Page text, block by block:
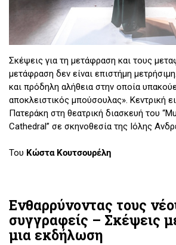
Σκέψεις για τη μετάφραση και τους
μετάφραση δεν είναι επιστήμη
και πρόδηλη αλήθεια στην οποία
αποκλειστικός μπούσουλας». Κεντρική
Πατεράκη στη θεατρική διασκευή του
Cathedral” σε σκηνοθεσία της Ιόλης
Του Κώστα Κουτσουρέλη
Ενθαρρύνοντας τους
συγγραφείς – Σκέψεις
μια εκδήλωση